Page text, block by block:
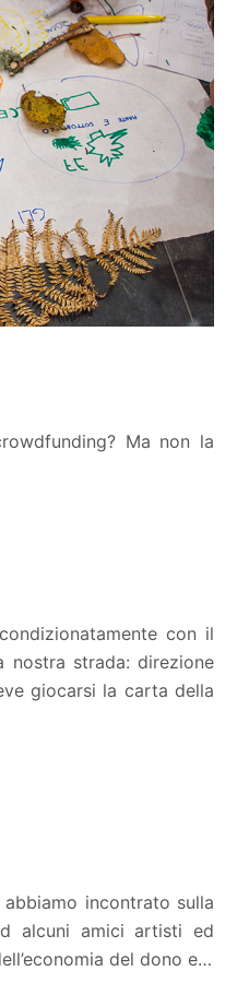
Ma non la
con il
strada: direzione
giocarsi la carta della
incontrato sulla
alcuni amici artisti ed
del dono e…